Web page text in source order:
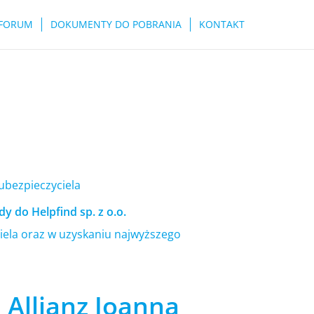
DOKUMENTY DO POBRANIA KONTAKT
do Helpfind sp. z o.o.
oraz w uzyskaniu najwyższego
Joanna